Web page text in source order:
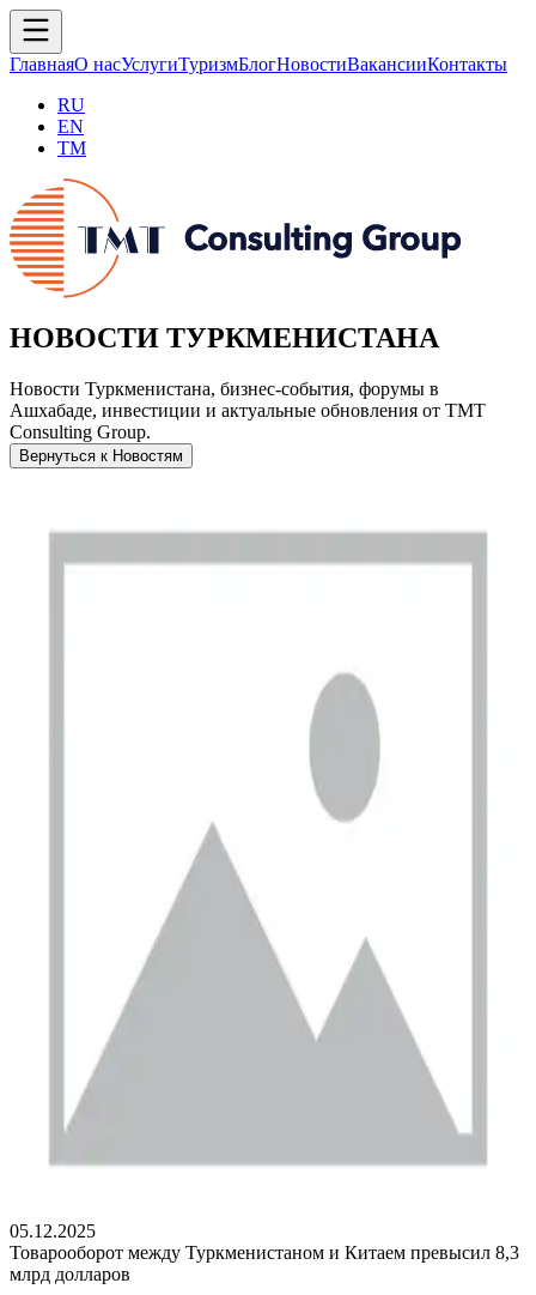
ГлавнаяО насУслугиТуризмБлогНовостиВакансииКонтакты
RU
EN
TM
НОВОСТИ ТУРКМЕНИСТАНА
Новости Туркменистана, бизнес-события, форумы в
Ашхабаде, инвестиции и актуальные обновления от TMT
Consulting Group.
Вернуться к Новостям
05.12.2025
Товарооборот между Туркменистаном и Китаем превысил 8,3
млрд долларов